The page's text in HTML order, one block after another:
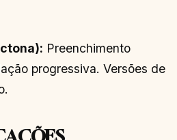
Preenchimento
progressiva. Versões de